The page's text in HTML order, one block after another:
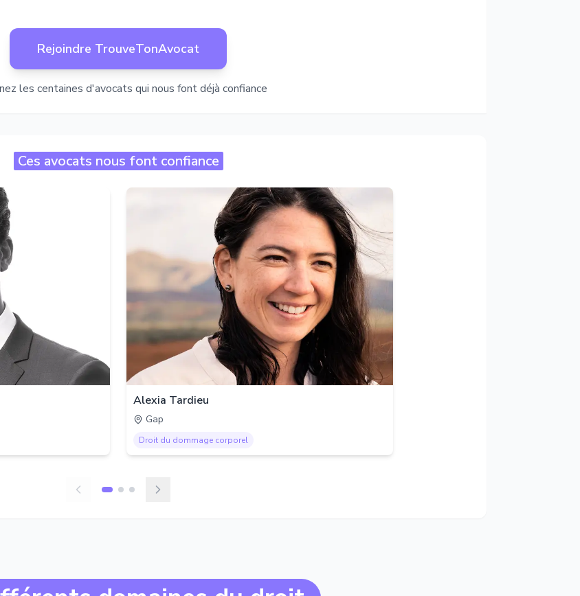
Rejoindre TrouveTonAvocat
les centaines d'avocats qui nous font déjà confiance
Ces avocats nous font confiance
Alexia Tardieu
Gap
Droit du dommage corporel